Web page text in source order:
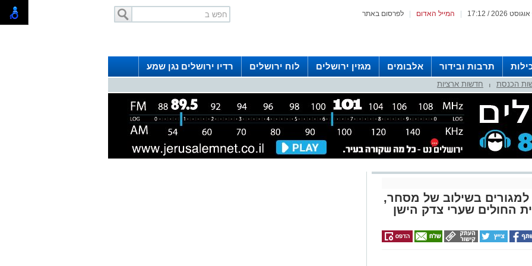
לפרסום באתר המייל האדום
תרבות ובידור אלבומים מגזין ירושלים לוח ירושלים
רדיו ירושלים נגן שמע
רדיו ירושלים
הכנסת חדשות ארציות
להקמת 240 יח"ד למגורים בשילוב של מסחר,
החולים שערי צדק הישן